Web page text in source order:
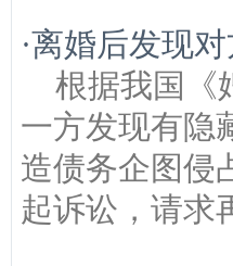
·离婚后发现
根据我国《
一方发现有隐
造债务企图侵
起诉讼，请求